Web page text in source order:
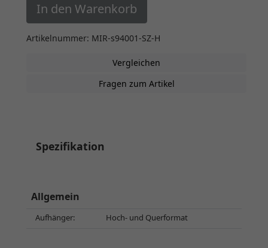
In den Warenkorb
Artikelnummer: MIR-s94001-SZ-H
Vergleichen
Fragen zum Artikel
Spezifikation
Allgemein
Aufhänger: Hoch- und Querformat